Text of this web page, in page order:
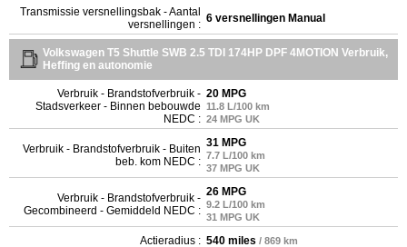
Transmissie versnellingsbak - Aantal
versnellingen : 6 versnellingen Manual
Volkswagen T5 Shuttle SWB 2.5 TDI 174HP DPF 4MOTION Verbruik,
Heffing en autonomie
Verbruik - Brandstofverbruik -
Stadsverkeer - Binnen bebouwde
NEDC :
20 MPG
11.8 L/100 km
24 MPG UK
Verbruik - Brandstofverbruik - Buiten
beb. kom NEDC :
31 MPG
7.7 L/100 km
37 MPG UK
Verbruik - Brandstofverbruik -
Gecombineerd - Gemiddeld NEDC :
26 MPG
9.2 L/100 km
31 MPG UK
Actieradius : 540 miles / 869 km